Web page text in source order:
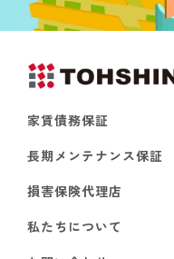
家賃債務保証
長期メンテナンス保証
損害保険代理店
私たちについて